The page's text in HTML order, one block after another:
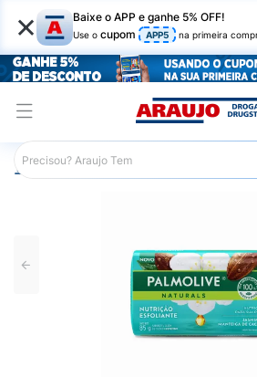
× Baixe o APP e ganhe 5% OFF!
Use o cupom APP5 na primeira
Araujo Higiene Pessoal